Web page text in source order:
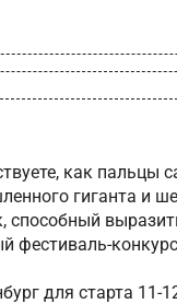
как пальцы
гиганта и
фестиваль-
для старта 11-